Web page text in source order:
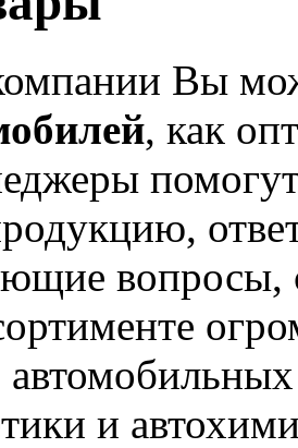
Вы
, как
вопросы,
и